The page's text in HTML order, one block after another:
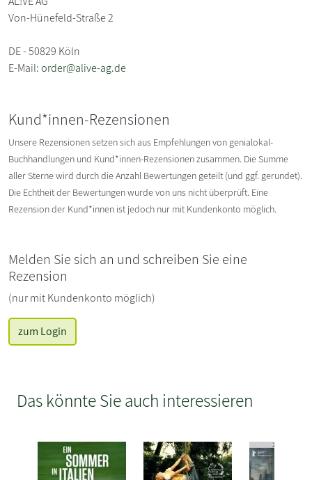
Von-Hünefeld-Straße 2
DE - 50829 Köln
E-Mail:order@alive-ag.de
Kund*innen-Rezensionen
Unsere Rezensionen setzen sich aus Empfehlungen von genialokal-
Buchhandlungen und Kund*innen-Rezensionen zusammen. Die Summe
aller Sterne wird durch die Anzahl Bewertungen geteilt (und ggf. gerundet).
Die Echtheit der Bewertungen wurde von uns nicht überprüft. Eine
Rezension der Kund*innen ist jedoch nur mit Kundenkonto möglich.
Melden Sie sich an und schreiben Sie eine
Rezension
(nur mit Kundenkonto möglich)
zum Login
Das könnte Sie auch interessieren